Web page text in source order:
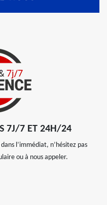
7J/7 ET 24H/24
l’immédiat, n’hésitez pas
ou à nous appeler.